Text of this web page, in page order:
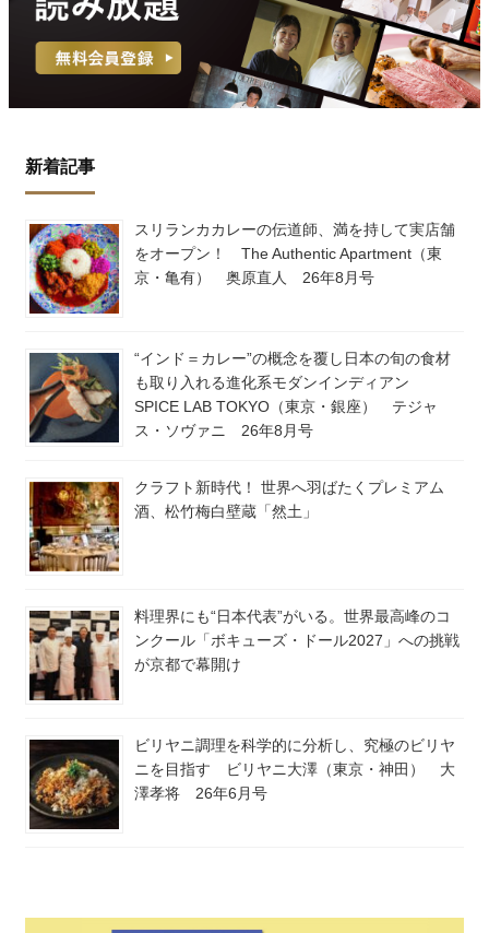
新着記事
スリランカカレーの伝道師、満を持して実店舗
をオープン！ The Authentic Apartment（東
京・亀有） 奥原直人 26年8月号
“インド＝カレー”の概念を覆し日本の旬の食材
も取り入れる進化系モダンインディアン
SPICE LAB TOKYO（東京・銀座） テジャ
ス・ソヴァニ 26年8月号
クラフト新時代！ 世界へ羽ばたくプレミアム
酒、松竹梅白壁蔵「然土」
料理界にも“日本代表”がいる。世界最高峰のコ
ンクール「ボキューズ・ドール2027」への挑戦
が京都で幕開け
ビリヤニ調理を科学的に分析し、究極のビリヤ
ニを目指す ビリヤニ大澤（東京・神田） 大
澤孝将 26年6月号